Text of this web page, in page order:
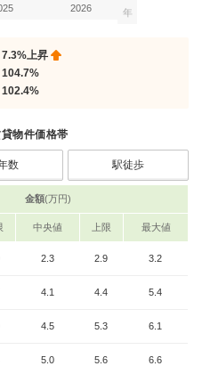
2026 年
7.3%上昇
104.7%
102.4%
物件価格帯
数 駅徒歩
金額(万円)
中央値 上限 最大値
2.3 2.9 3.2
4.1 4.4 5.4
4.5 5.3 6.1
5.0 5.6 6.6